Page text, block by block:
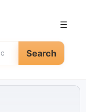
Search
☰